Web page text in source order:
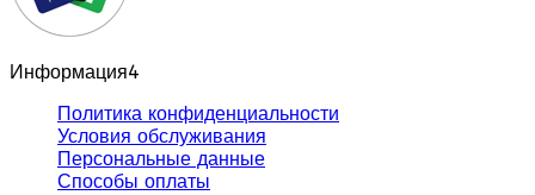
Информация4
Политика конфиденциальности
Условия обслуживания
Персональные данные
Способы оплаты